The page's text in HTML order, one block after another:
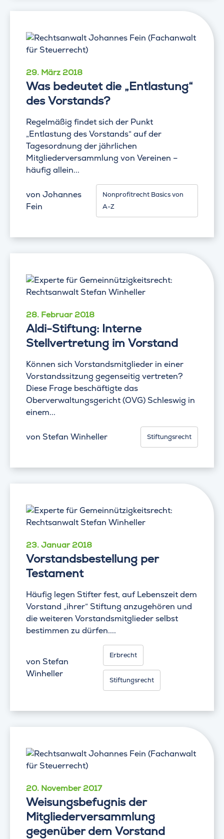
29. März 2018
Was bedeutet die „Entlastung“
des Vorstands?
Regelmäßig findet sich der Punkt
„Entlastung des Vorstands“ auf der
Tagesordnung der jährlichen
Mitgliederversammlung von Vereinen –
häufig allein...
von Johannes
Fein
Nonprofitrecht Basics von
A-Z
28. Februar 2018
Aldi-Stiftung: Interne
Stellvertretung im Vorstand
Können sich Vorstandsmitglieder in einer
Vorstandssitzung gegenseitig vertreten?
Diese Frage beschäftigte das
Oberverwaltungsgericht (OVG) Schleswig in
einem...
von Stefan Winheller Stiftungsrecht
23. Januar 2018
Vorstandsbestellung per
Testament
Häufig legen Stifter fest, auf Lebenszeit dem
Vorstand „ihrer“ Stiftung anzugehören und
die weiteren Vorstandsmitglieder selbst
bestimmen zu dürfen....
von Stefan
Winheller
Erbrecht
Stiftungsrecht
20. November 2017
Weisungsbefugnis der
Mitgliederversammlung
gegenüber dem Vorstand